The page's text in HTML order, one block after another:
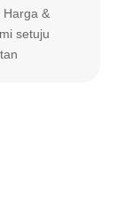
Harga &
setuju